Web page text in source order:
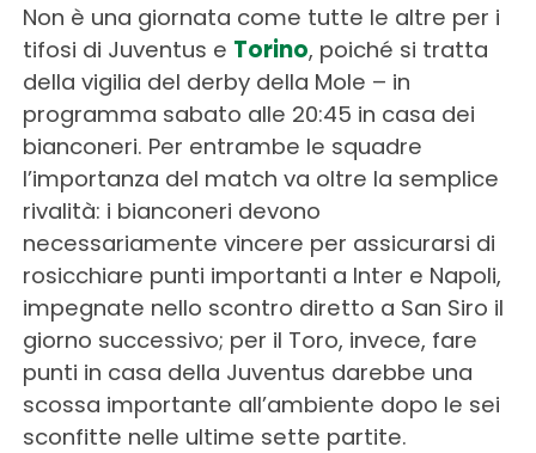
Non è una giornata come tutte le altre per i
tifosi di Juventus e Torino, poiché si tratta
della vigilia del derby della Mole – in
programma sabato alle 20:45 in casa dei
bianconeri. Per entrambe le squadre
l’importanza del match va oltre la semplice
rivalità: i bianconeri devono
necessariamente vincere per assicurarsi di
rosicchiare punti importanti a Inter e Napoli,
impegnate nello scontro diretto a San Siro il
giorno successivo; per il Toro, invece, fare
punti in casa della Juventus darebbe una
scossa importante all’ambiente dopo le sei
sconfitte nelle ultime sette partite.